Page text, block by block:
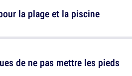
de ne pas mettre les pieds
la plage et la piscine